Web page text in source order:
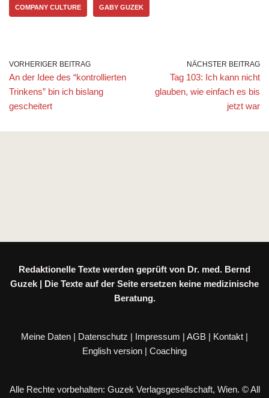
COMPANY CULTURE GABY GUZEK
VORHERIGER BEITRAG
An der Idee des “kontrollierten
Trinkens” bin ich bislang
gescheitert
NÄCHSTER BEITRAG
Tag 103: Ich kann nicht
glauben, wie einfach es bis
jetzt war
Redaktionelle Texte werden geprüft von Dr. med. Bernd
Guzek | Die Texte auf der Seite ersetzen keine medizinische
Beratung.
Meine Daten | Datenschutz | Impressum | AGB | Kontakt |
English version | Coaching
Alle Rechte vorbehalten: Guzek Verlagsgesellschaft, Wien. © All